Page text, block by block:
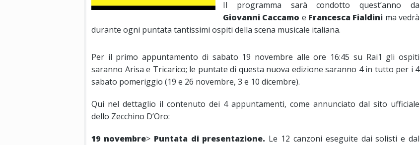
Il programma sarà condotto quest’anno da
Giovanni Caccamo e Francesca Fialdini ma vedrà
durante ogni puntata tantissimi ospiti della scena musicale italiana.
Per il primo appuntamento di sabato 19 novembre alle ore 16:45 su Rai1 gli ospiti
saranno Arisa e Tricarico; le puntate di questa nuova edizione saranno 4 in tutto per i 4
sabato pomeriggio (19 e 26 novembre, 3 e 10 dicembre).
Qui nel dettaglio il contenuto dei 4 appuntamenti, come annunciato dal sito ufficiale
dello Zecchino D’Oro:
19 novembre> Puntata di presentazione. Le 12 canzoni eseguite dai solisti e dal